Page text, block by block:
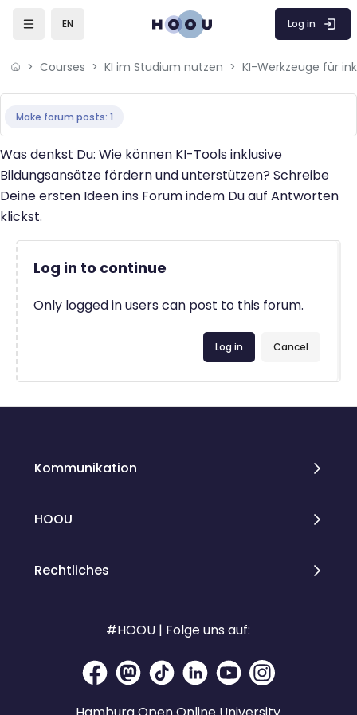
EN Log in
Courses KI im Studium nutzen
Make forum posts: 1
Was denkst Du: Wie können KI-Tools inklusive
Bildungsansätze fördern und unterstützen? Schreibe
Deine ersten Ideen ins Forum indem Du auf Antworten
klickst.
Log in to continue
Only logged in users can post to this forum.
Cancel
Log in
Kommunikation
HOOU
Rechtliches
#HOOU | Folge uns auf: